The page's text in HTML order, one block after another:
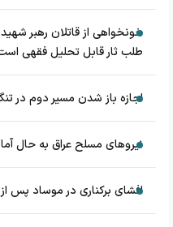
خونخواهی از قاتلان رهبر
طلب ثار قابل تحلیل فقهی
اجازه باز شدن مسیر دوم در
نیروهای مسلح عراق به حال
افشای برکناری در موساد پس